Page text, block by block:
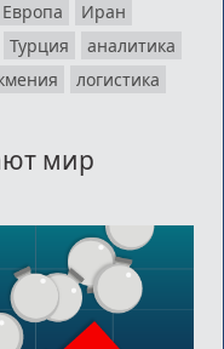
Европа
Иран
Турция
аналитика
логистика
мир